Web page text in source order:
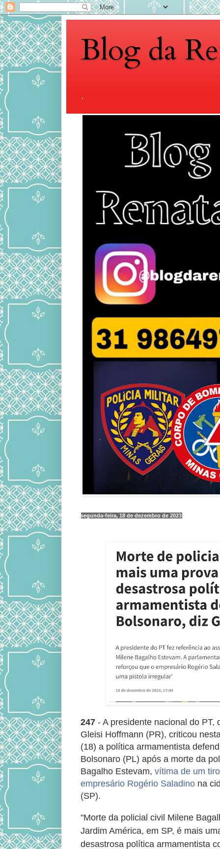
Blog da
.
segunda-feira, 18 de dezembro de 2023
247- A presidente nacional do PT,
Gleisi Hoffmann (PR), criticou
(18) a política armamentista
Bolsonaro (PL) após a morte da
Bagalho Estevam, vítima de um
empresário Rogério Saladino na
(SP).
"Morte da policial civil Milene
Jardim América, em SP, é mais
desastrosa política armamentista